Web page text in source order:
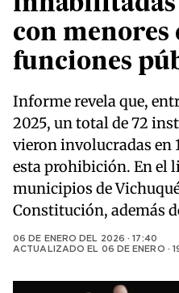
con
funciones
Informe revela que,
2025, un total de 72
vieron involucradas en
esta prohibición. En el
municipios de
Constitución, además
06 DE ENERO DEL 2026 · 17:40
ACTUALIZADO EL 06 DE ENERO ·